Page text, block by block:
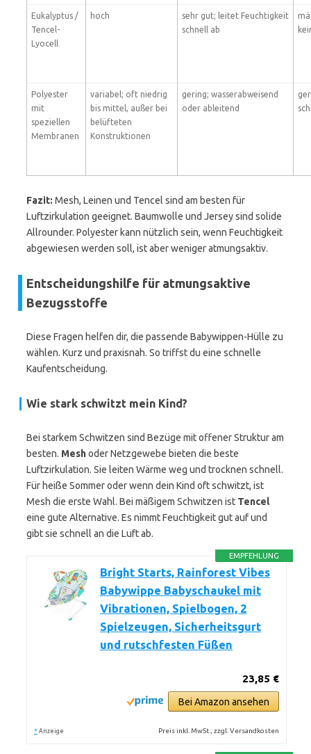
Eukalyptus /
Tencel-
Lyocell
hoch
sehr gut; leitet Feuchtigkeit
schnell ab
Polyester
mit
speziellen
Membranen
variabel; oft niedrig
bis mittel, außer bei
belüfteten
Konstruktionen
gering; wasserabweisend
oder ableitend
Fazit: Mesh, Leinen und Tencel sind am besten für
Luftzirkulation geeignet. Baumwolle und Jersey sind solide
Allrounder. Polyester kann nützlich sein, wenn Feuchtigkeit
abgewiesen werden soll, ist aber weniger atmungsaktiv.
Entscheidungshilfe für atmungsaktive
Bezugsstoffe
Diese Fragen helfen dir, die passende Babywippen-Hülle zu
wählen. Kurz und praxisnah. So triffst du eine schnelle
Kaufentscheidung.
Wie stark schwitzt mein Kind?
Bei starkem Schwitzen sind Bezüge mit offener Struktur am
besten. Meshoder Netzgewebe bieten die beste
Luftzirkulation. Sie leiten Wärme weg und trocknen schnell.
Für heiße Sommer oder wenn dein Kind oft schwitzt, ist
Mesh die erste Wahl. Bei mäßigem Schwitzen ist Tencel
eine gute Alternative. Es nimmt Feuchtigkeit gut auf und
gibt sie schnell an die Luft ab.
EMPFEHLUNG
Bright Starts, Rainforest Vibes
Babywippe Babyschaukel mit
Vibrationen, Spielbogen, 2
Spielzeugen, Sicherheitsgurt
und rutschfesten Füßen
23,85 €
Bei Amazon ansehen
* Anzeige Preis inkl. MwSt., zzgl. Versandkosten